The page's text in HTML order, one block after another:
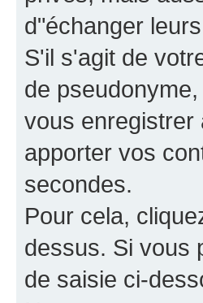
d"échanger
S'il s'agit de
de
vous enregistrer
apporter vos
secondes.
Pour cela,
dessus. Si vous
de saisie ci-